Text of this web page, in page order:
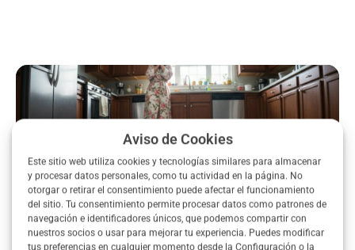
Aviso de Cookies
Este sitio web utiliza cookies y tecnologías similares para almacenar
y procesar datos personales, como tu actividad en la página. No
otorgar o retirar el consentimiento puede afectar el funcionamiento
del sitio. Tu consentimiento permite procesar datos como patrones de
navegación e identificadores únicos, que podemos compartir con
nuestros socios o usar para mejorar tu experiencia. Puedes modificar
tus preferencias en cualquier momento desde la Configuración o la